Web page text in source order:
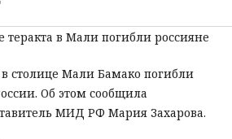
в Мали погибли россияне
в столице Мали Бамако погибли
Об этом сообщила
МИД РФ Мария Захарова.